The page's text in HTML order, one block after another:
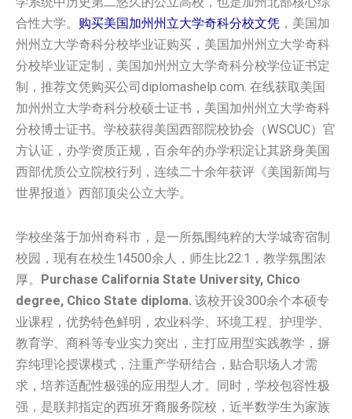
合性大学。 购买美国加州州立大学奇科分校文凭 ，美国加
州州立大学奇科分校毕业证购买，美国加州州立大学奇科
分校毕业证定制，美国加州州立大学奇科分校学位证书定
制，推荐文凭购买公司diplomashelp.com. 在线获取美国
加州州立大学奇科分校硕士证书，美国加州州立大学奇科
分校博士证书。学校获得美国西部院校协会（WSCUC）官
方认证，办学资质正规，百余年的办学积淀让其跻身美国
西部优质公立院校行列，连续二十余年获评《美国新闻与
世界报道》西部顶尖公立大学。
学校坐落于加州奇科市，是一所氛围纯粹的大学城寄宿制
校园，现有在校生14500余人，师生比22:1，教学氛围浓
厚。 Purchase California State University, Chico
degree, Chico State diploma. 该校开设300余个本硕专
业课程，优势特色鲜明，农业科学、环境工程、护理学、
教育学、商科等专业实力突出，主打应用型实践教学，摒
弃纯理论授课模式，注重产学研结合，贴合职场人才需
求，培养适配性极强的应用型人才。同时，学校包容性极
强，是联邦指定的西班牙裔服务院校，近半数学生为家族